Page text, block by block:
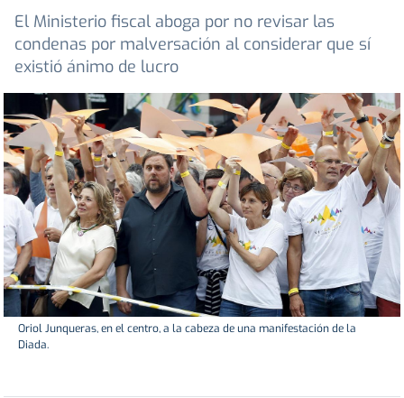
El Ministerio fiscal aboga por no revisar las
condenas por malversación al considerar que sí
existió ánimo de lucro
Oriol Junqueras, en el centro, a la cabeza de una manifestación de la
Diada.